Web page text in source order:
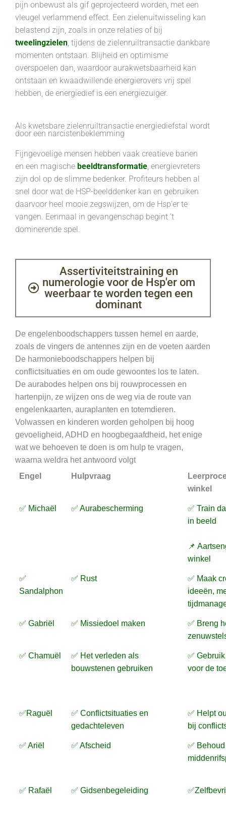
pijn onbewust als gif geprojecteerd worden, met een
vleugel verlammend effect. Een zielenuitwisseling kan
belastend zijn, zoals in onze relaties of bij
tweelingzielen, tijdens de zielenruiltransactie dankbare
momenten ontstaan. Blijheid en optimisme
overspoelen dan, waardoor aurakwetsbaarheid kan
ontstaan en kwaadwillende energierovers vrij spel
hebben, de energiedief is een energiezuiger.
Als kwetsbare zielenruiltransactie energiediefstal wordt
door een narcistenbeklemming
Fijngevoelige mensen hebben vaak creatieve banen
en een magische beeldtransformatie, energievreters
zijn dol op de slimme bedenker. Profiteurs hebben al
snel door wat de HSP-beelddenker kan en gebruiken
daarvoor heel mooie zegswijzen, om de Hsp’er te
vangen. Eenmaal in gevangenschap begint ’t
dominerende spel.
Assertiviteitstraining en
numerologie voor de Hsp'er om
weerbaar te worden tegen een
dominant
De engelenboodschappers tussen hemel en aarde,
zoals de vingers de antennes zijn en de voeten aarden
De harmonieboodschappers helpen bij
conflictsituaties en om oude gewoontes los te laten.
De aurabodes helpen ons bij rouwprocessen en
hartenpijn, ze wijzen ons de weg via de route van
engelenkaarten, auraplanten en totemdieren.
Volwassen en kinderen worden geholpen bij hoog
gevoeligheid, ADHD en hoogbegaafdheid, het enige
wat we behoeven te doen is om hulp te vragen,
waarna weldra het antwoord volgt
Engel
Hulpvraag
winkel
✅ Michaël ✅ Aurabescherming
✅ Train
in beeld
📌
winkel
✅
Sandalphon
✅ Rust
✅ Maak
ideeën,
✅ Gabriël ✅ Missiedoel maken
✅ Breng
✅ Chamuël
✅ Het verleden als
bouwstenen gebruiken
✅
voor de
✅Raguël
✅ Conflictsituaties en
gedachteleven
✅ Helpt
bij
✅ Ariël ✅ Afscheid
✅ Behoud
✅ Rafaël ✅ Gidsenbegeleiding